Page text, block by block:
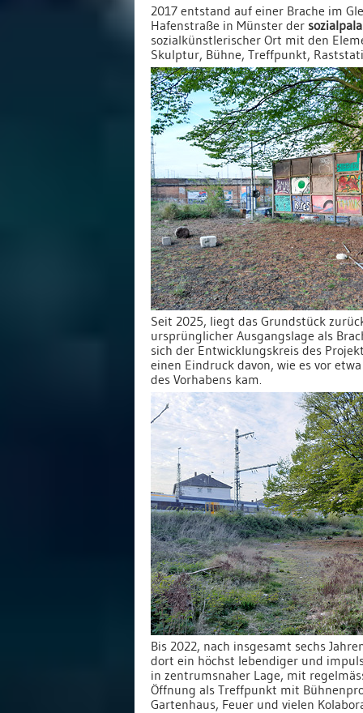
2017 entstand auf einer Brache im
Hafenstraße in Münster der
sozialkünstlerischer Ort mit den
Skulptur, Bühne, Treffpunkt,
Seit 2025, liegt das Grundstück
ursprünglicher Ausgangslage als
sich der Entwicklungskreis des
einen Eindruck davon, wie es vor
des Vorhabens kam.
Bis 2022, nach insgesamt sechs
dort ein höchst lebendiger und
in zentrumsnaher Lage, mit
Öffnung als Treffpunkt mit
Gartenhaus, Feuer und vielen